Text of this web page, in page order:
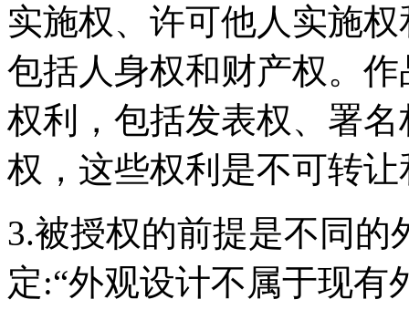
实施权、许可他人实施
包括人身权和财产权。
权利，包括发表权、署
权，这些权利是不可转
3.被授权的前提是不同
定:“外观设计不属于现